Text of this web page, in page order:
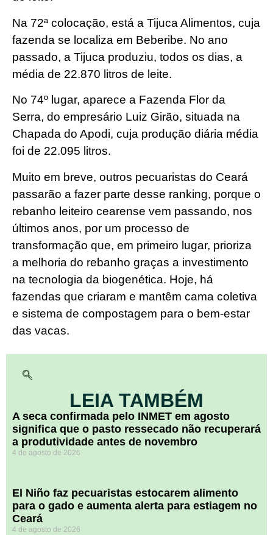
Na 72ª colocação, está a Tijuca Alimentos, cuja
fazenda se localiza em Beberibe. No ano
passado, a Tijuca produziu, todos os dias, a
média de 22.870 litros de leite.
No 74º lugar, aparece a Fazenda Flor da
Serra, do empresário Luiz Girão, situada na
Chapada do Apodi, cuja produção diária média
foi de 22.095 litros.
Muito em breve, outros pecuaristas do Ceará
passarão a fazer parte desse ranking, porque o
rebanho leiteiro cearense vem passando, nos
últimos anos, por um processo de
transformação que, em primeiro lugar, prioriza
a melhoria do rebanho graças a investimento
na tecnologia da biogenética. Hoje, há
fazendas que criaram e mantêm cama coletiva
e sistema de compostagem para o bem-estar
das vacas.
LEIA TAMBÉM
A seca confirmada pelo INMET em agosto
significa que o pasto ressecado não recuperará
a produtividade antes de novembro
4 de agosto de 2026
El Niño faz pecuaristas estocarem alimento
para o gado e aumenta alerta para estiagem no
Ceará
4 de agosto de 2026